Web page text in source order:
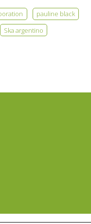
pauline black
Ska argentino